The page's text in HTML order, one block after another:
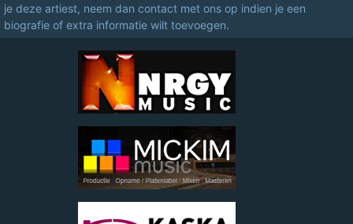
je deze artiest, neem dan contact met ons op indien je een
biografie of extra informatie wilt toevoegen.